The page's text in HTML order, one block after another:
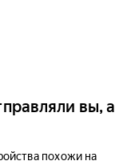
вы, а
похожи на